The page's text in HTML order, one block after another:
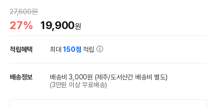
27,600원
27% 19,900원
적립혜택 최대150점 적립
배송정보 배송비 3,000원 (제주/도서산간 배송비 별도)
(3만원 이상 무료배송)